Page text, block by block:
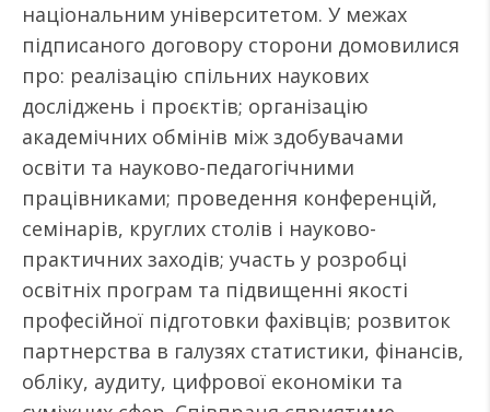
національним університетом. У межах
підписаного договору сторони домовилися
про: реалізацію спільних наукових
досліджень і проєктів; організацію
академічних обмінів між здобувачами
освіти та науково-педагогічними
працівниками; проведення конференцій,
семінарів, круглих столів і науково-
практичних заходів; участь у розробці
освітніх програм та підвищенні якості
професійної підготовки фахівців; розвиток
партнерства в галузях статистики, фінансів,
обліку, аудиту, цифрової економіки та